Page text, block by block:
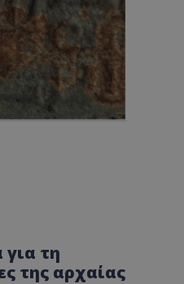
τη
της αρχαίας